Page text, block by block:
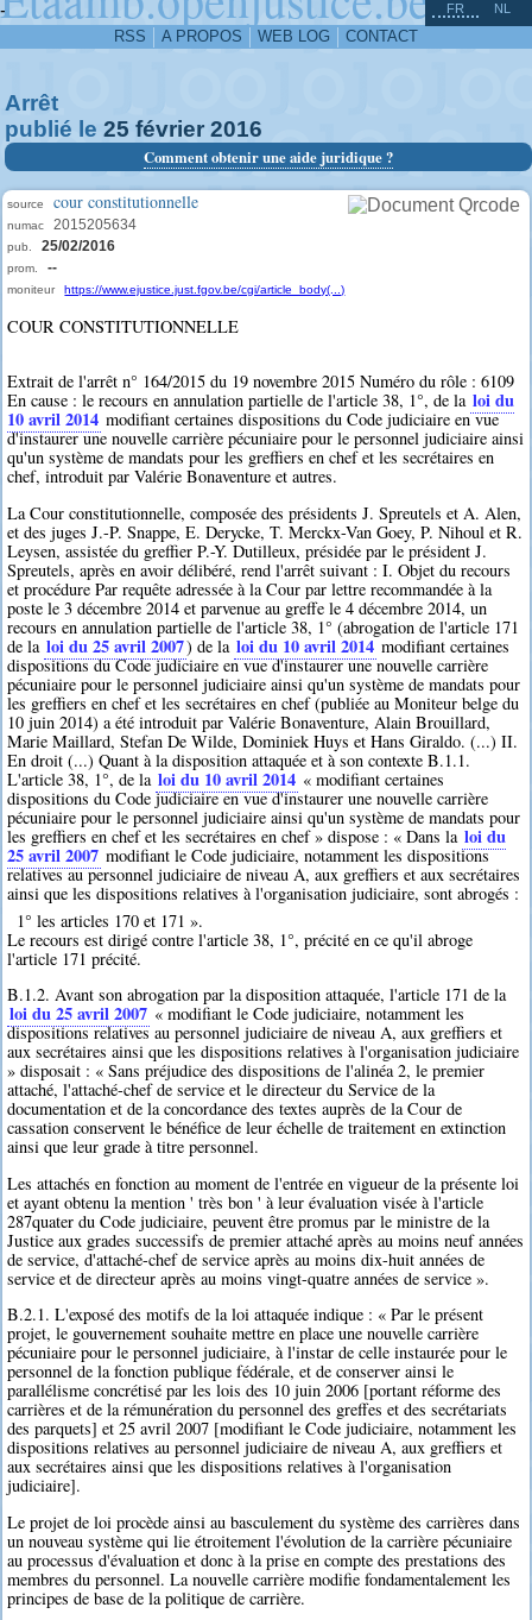
-
RSS A PROPOS WEB LOG CONTACT
FR NL
Arrêt
publié le 25 février 2016
Comment obtenir une aide juridique ?
source cour constitutionnelle
numac 2015205634
pub. 25/02/2016
prom. --
moniteur https://www.ejustice.just.fgov.be/cgi/article_body(...)
COUR CONSTITUTIONNELLE
Extrait de l'arrêt n° 164/2015 du 19 novembre 2015 Numéro du rôle : 6109
En cause : le recours en annulation partielle de l'article 38, 1°, de la loi du
10 avril 2014 modifiant certaines dispositions du Code judiciaire en vue
d'instaurer une nouvelle carrière pécuniaire pour le personnel judiciaire ainsi
qu'un système de mandats pour les greffiers en chef et les secrétaires en
chef, introduit par Valérie Bonaventure et autres.
La Cour constitutionnelle, composée des présidents J. Spreutels et A. Alen,
et des juges J.-P. Snappe, E. Derycke, T. Merckx-Van Goey, P. Nihoul et R.
Leysen, assistée du greffier P.-Y. Dutilleux, présidée par le président J.
Spreutels, après en avoir délibéré, rend l'arrêt suivant : I. Objet du recours
et procédure Par requête adressée à la Cour par lettre recommandée à la
poste le 3 décembre 2014 et parvenue au greffe le 4 décembre 2014, un
recours en annulation partielle de l'article 38, 1° (abrogation de l'article 171
de la loi du 25 avril 2007) de la loi du 10 avril 2014 modifiant certaines
dispositions du Code judiciaire en vue d'instaurer une nouvelle carrière
pécuniaire pour le personnel judiciaire ainsi qu'un système de mandats pour
les greffiers en chef et les secrétaires en chef (publiée au Moniteur belge du
10 juin 2014) a été introduit par Valérie Bonaventure, Alain Brouillard,
Marie Maillard, Stefan De Wilde, Dominiek Huys et Hans Giraldo. (...) II.
En droit (...) Quant à la disposition attaquée et à son contexte B.1.1.
L'article 38, 1°, de la loi du 10 avril 2014 « modifiant certaines
dispositions du Code judiciaire en vue d'instaurer une nouvelle carrière
pécuniaire pour le personnel judiciaire ainsi qu'un système de mandats pour
les greffiers en chef et les secrétaires en chef » dispose : « Dans la loi du
25 avril 2007 modifiant le Code judiciaire, notamment les dispositions
relatives au personnel judiciaire de niveau A, aux greffiers et aux secrétaires
ainsi que les dispositions relatives à l'organisation judiciaire, sont abrogés :
1° les articles 170 et 171 ».
Le recours est dirigé contre l'article 38, 1°, précité en ce qu'il abroge
l'article 171 précité.
B.1.2. Avant son abrogation par la disposition attaquée, l'article 171 de la
loi du 25 avril 2007 « modifiant le Code judiciaire, notamment les
dispositions relatives au personnel judiciaire de niveau A, aux greffiers et
aux secrétaires ainsi que les dispositions relatives à l'organisation judiciaire
» disposait : « Sans préjudice des dispositions de l'alinéa 2, le premier
attaché, l'attaché-chef de service et le directeur du Service de la
documentation et de la concordance des textes auprès de la Cour de
cassation conservent le bénéfice de leur échelle de traitement en extinction
ainsi que leur grade à titre personnel.
Les attachés en fonction au moment de l'entrée en vigueur de la présente loi
et ayant obtenu la mention ' très bon ' à leur évaluation visée à l'article
287quater du Code judiciaire, peuvent être promus par le ministre de la
Justice aux grades successifs de premier attaché après au moins neuf années
de service, d'attaché-chef de service après au moins dix-huit années de
service et de directeur après au moins vingt-quatre années de service ».
B.2.1. L'exposé des motifs de la loi attaquée indique : « Par le présent
projet, le gouvernement souhaite mettre en place une nouvelle carrière
pécuniaire pour le personnel judiciaire, à l'instar de celle instaurée pour le
personnel de la fonction publique fédérale, et de conserver ainsi le
parallélisme concrétisé par les lois des 10 juin 2006 [portant réforme des
carrières et de la rémunération du personnel des greffes et des secrétariats
des parquets] et 25 avril 2007 [modifiant le Code judiciaire, notamment les
dispositions relatives au personnel judiciaire de niveau A, aux greffiers et
aux secrétaires ainsi que les dispositions relatives à l'organisation
judiciaire].
Le projet de loi procède ainsi au basculement du système des carrières dans
un nouveau système qui lie étroitement l'évolution de la carrière pécuniaire
au processus d'évaluation et donc à la prise en compte des prestations des
membres du personnel. La nouvelle carrière modifie fondamentalement les
principes de base de la politique de carrière.
^